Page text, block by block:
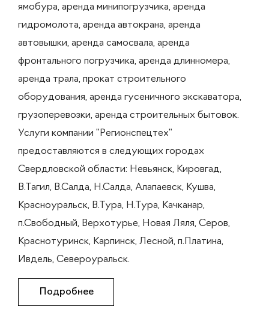
ямобура, аренда минипогрузчика, аренда
гидромолота, аренда автокрана, аренда
автовышки, аренда самосвала, аренда
фронтального погрузчика, аренда длинномера,
аренда трала, прокат строительного
оборудования, аренда гусеничного экскаватора,
грузоперевозки, аренда строительных бытовок.
Услуги компании "Регионспецтех"
предоставляются в следующих городах
Свердловской области: Невьянск, Кировгад,
В.Тагил, В.Салда, Н.Салда, Алапаевск, Кушва,
Красноуральск, В.Тура, Н.Тура, Качканар,
п.Свободный, Верхотурье, Новая Ляля, Серов,
Краснотуринск, Карпинск, Лесной, п.Платина,
Ивдель, Североуральск.
Подробнее